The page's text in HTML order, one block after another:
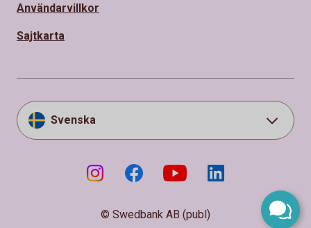
Användarvillkor
Sajtkarta
Svenska
© Swedbank AB (publ)